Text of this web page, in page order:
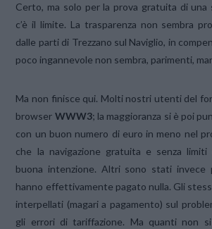
Certo, ma solo per la prova gratuita di una
c’è il limite. La trasparenza non sembra
dalle parti di Trezzano sul Naviglio, in
poco ingannevole non sembra, parimenti,
Ma non finisce qui. Molti nostri utenti del
browser WWW3; la maggioranza si è poi
con un buon numero di euro in meno nel
che la navigazione gratuita e senza
buona intenzione. Altri sono stati
hanno effettivamente pagato nulla. Gli
interpellati (magari a pagamento) sul
gli errori di tariffazione. Ma quanti non